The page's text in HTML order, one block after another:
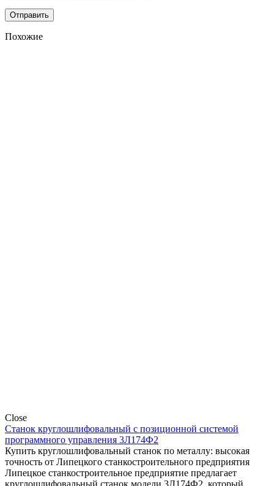
Похожие
Close
Станок круглошлифовальный с позиционной системой
программного управления 3Л174Ф2
Купить круглошлифовальный станок по металлу: высокая
точность от Липецкого станкостроительного предприятия
Липецкое станкостроительное предприятие предлагает